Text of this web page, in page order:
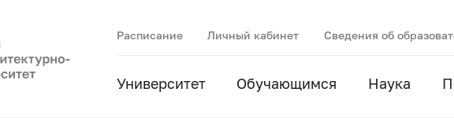
Расписание Личный кабинет Сведения об
Университет Обучающимся Наука